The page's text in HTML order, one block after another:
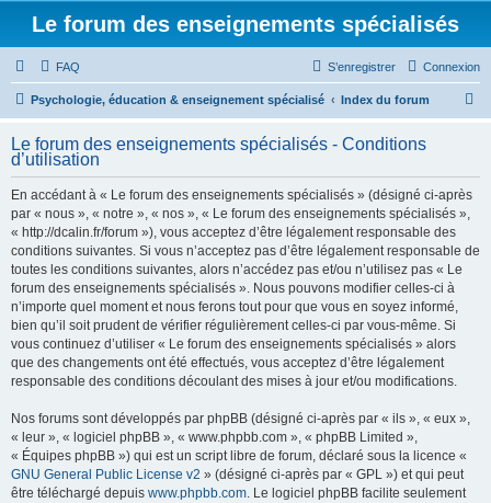
Le forum des enseignements spécialisés
FAQ Connexion
S’enregistrer
Psychologie, éducation & enseignement spécialisé Index du forum
h
Le forum des enseignements spécialisés - Conditions
d’utilisation
En accédant à « Le forum des enseignements spécialisés » (désigné ci-après
par « nous », « notre », « nos », « Le forum des enseignements spécialisés »,
« http://dcalin.fr/forum »), vous acceptez d’être légalement responsable des
conditions suivantes. Si vous n’acceptez pas d’être légalement responsable de
toutes les conditions suivantes, alors n’accédez pas et/ou n’utilisez pas « Le
forum des enseignements spécialisés ». Nous pouvons modifier celles-ci à
n’importe quel moment et nous ferons tout pour que vous en soyez informé,
bien qu’il soit prudent de vérifier régulièrement celles-ci par vous-même. Si
vous continuez d’utiliser « Le forum des enseignements spécialisés » alors
que des changements ont été effectués, vous acceptez d’être légalement
responsable des conditions découlant des mises à jour et/ou modifications.
Nos forums sont développés par phpBB (désigné ci-après par « ils », « eux »,
« leur », « logiciel phpBB », « www.phpbb.com », « phpBB Limited »,
« Équipes phpBB ») qui est un script libre de forum, déclaré sous la licence «
GNU General Public License v2 » (désigné ci-après par « GPL ») et qui peut
être téléchargé depuis www.phpbb.com. Le logiciel phpBB facilite seulement